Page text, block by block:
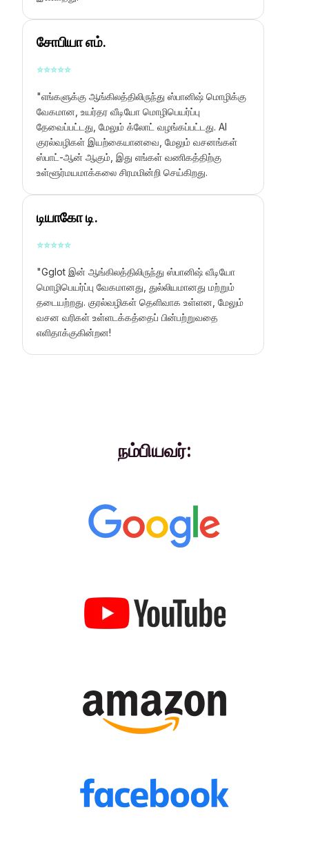
சோபியா எம்.
⭐⭐⭐⭐⭐
"எங்களுக்கு ஆங்கிலத்திலிருந்து ஸ்பானிஷ் மொழிக்கு
வேகமான, உயர்தர வீடியோ மொழிபெயர்ப்பு
தேவைப்பட்டது, மேலும் க்லோட் வழங்கப்பட்டது. AI
குரல்வழிகள் இயற்கையானவை, மேலும் வசனங்கள்
ஸ்பாட்-ஆன் ஆகும், இது எங்கள் வணிகத்திற்கு
உள்ளூர்மயமாக்கலை சிரமமின்றி செய்கிறது.
டியாகோ டி.
⭐⭐⭐⭐⭐
"Gglot இன் ஆங்கிலத்திலிருந்து ஸ்பானிஷ் வீடியோ
மொழிபெயர்ப்பு வேகமானது, துல்லியமானது மற்றும்
தடையற்றது. குரல்வழிகள் தெளிவாக உள்ளன, மேலும்
வசன வரிகள் உள்ளடக்கத்தைப் பின்பற்றுவதை
எளிதாக்குகின்றன!
நம்பியவர்: